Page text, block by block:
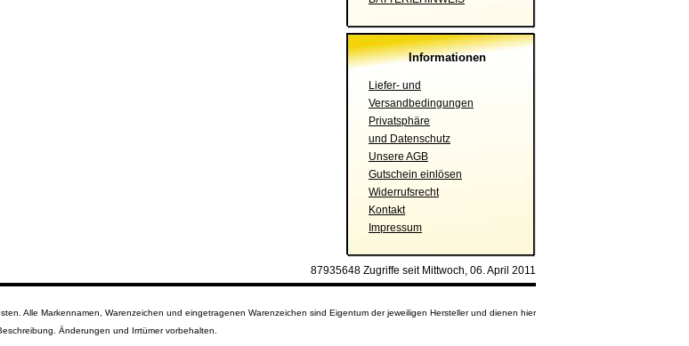
Informationen
Liefer- und
Versandbedingungen
Privatsphäre
und Datenschutz
Unsere AGB
Gutschein einlösen
Widerrufsrecht
Kontakt
Impressum
87935648 Zugriffe seit Mittwoch, 06. April 2011
Alle Markennamen, Warenzeichen und eingetragenen Warenzeichen sind Eigentum der jeweiligen Hersteller und dienen hier
Änderungen und Irrtümer vorbehalten.